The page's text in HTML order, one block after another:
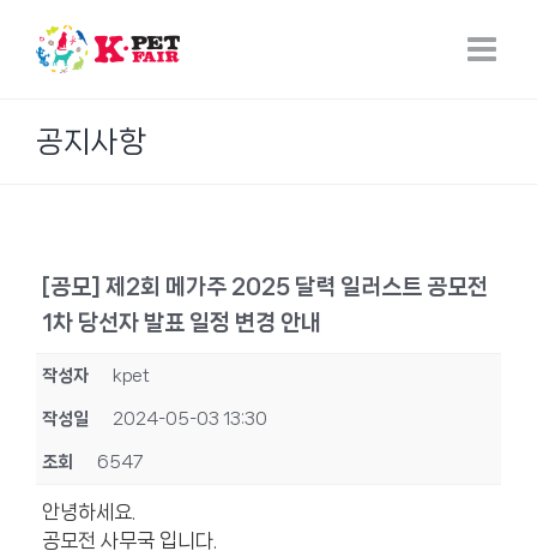
content
공지사항
[공모] 제2회 메가주 2025 달력 일러스트 공모전
1차 당선자 발표 일정 변경 안내
작성자 kpet
작성일 2024-05-03 13:30
조회 6547
안녕하세요.
공모전 사무국 입니다.